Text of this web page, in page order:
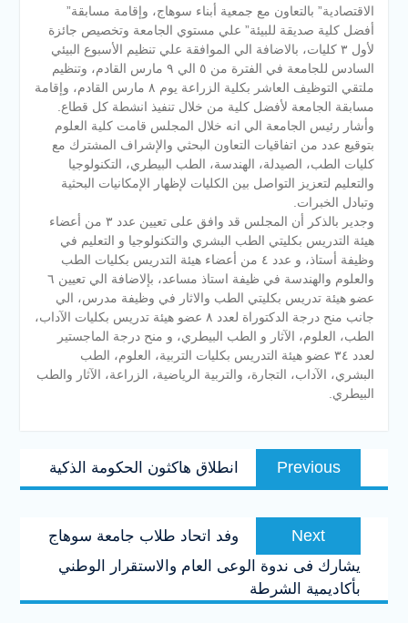
الاقتصادية” بالتعاون مع جمعية أبناء سوهاج، وإقامة مسابقة”
أفضل كلية صديقة للبيئة” علي مستوي الجامعة وتخصيص جائزة
لأول ٣ كليات، بالاضافة الي الموافقة علي تنظيم الأسبوع البيئي
السادس للجامعة في الفترة من ٥ الي ٩ مارس القادم، وتنظيم
ملتقي التوظيف العاشر بكلية الزراعة يوم ٨ مارس القادم، وإقامة
مسابقة الجامعة لأفضل كلية من خلال تنفيذ انشطة كل قطاع.
وأشار رئيس الجامعة الي انه خلال المجلس قامت كلية العلوم
بتوقيع عدد من اتفاقيات التعاون البحثي والإشراف المشترك مع
كليات الطب، الصيدلة، الهندسة، الطب البيطري، التكنولوجيا
والتعليم لتعزيز التواصل بين الكليات لإظهار الإمكانيات البحثية
وتبادل الخبرات.
وجدير بالذكر أن المجلس قد وافق على تعيين عدد ٣ من أعضاء
هيئة التدريس بكليتي الطب البشري والتكنولوجيا و التعليم في
وظيفة أستاذ، و عدد ٤ من أعضاء هيئة التدريس بكليات الطب
والعلوم والهندسة في ظيفة استاذ مساعد، بإلاضافة الي تعيين ٦
عضو هيئة تدريس بكليتي الطب والاثار في وظيفة مدرس، الي
جانب منح درجة الدكتوراة لعدد ٨ عضو هيئة تدريس بكليات الآداب،
الطب، العلوم، الآثار و الطب البيطري، و منح درجة الماجستير
لعدد ٣٤ عضو هيئة التدريس بكليات التربية، العلوم، الطب
البشري، الآداب، التجارة، والتربية الرياضية، الزراعة، الآثار والطب
البيطري.
تصفّح
المقالاتPrevious
Previous
post:
انطلاق هاكثون الحكومة الذكية
Next
post:
وفد اتحاد طلاب جامعة سوهاج
يشارك فى ندوة الوعى العام والاستقرار الوطني
بأكاديمية الشرطة